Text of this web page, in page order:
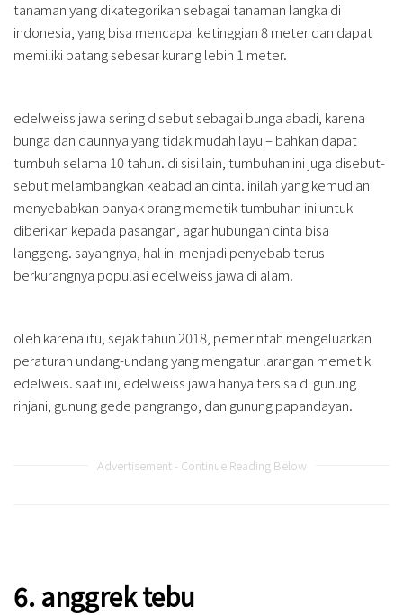
tanaman yang dikategorikan sebagai tanaman langka di
indonesia, yang bisa mencapai ketinggian 8 meter dan dapat
memiliki batang sebesar kurang lebih 1 meter.
edelweiss jawa sering disebut sebagai bunga abadi, karena
bunga dan daunnya yang tidak mudah layu – bahkan dapat
tumbuh selama 10 tahun. di sisi lain, tumbuhan ini juga disebut-
sebut melambangkan keabadian cinta. inilah yang kemudian
menyebabkan banyak orang memetik tumbuhan ini untuk
diberikan kepada pasangan, agar hubungan cinta bisa
langgeng. sayangnya, hal ini menjadi penyebab terus
berkurangnya populasi edelweiss jawa di alam.
oleh karena itu, sejak tahun 2018, pemerintah mengeluarkan
peraturan undang-undang yang mengatur larangan memetik
edelweis. saat ini, edelweiss jawa hanya tersisa di gunung
rinjani, gunung gede pangrango, dan gunung papandayan.
Advertisement - Continue Reading Below
6. anggrek tebu